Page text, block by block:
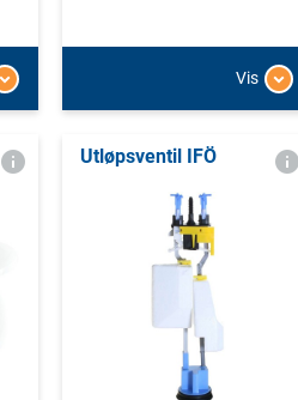
Vis
Utløpsventil IFÖ